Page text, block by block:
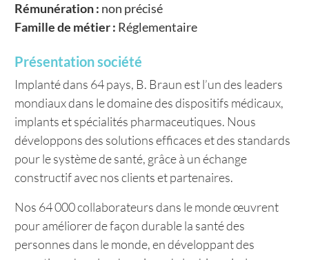
Rémunération : non précisé
Famille de métier : Réglementaire
Présentation société
Implanté dans 64 pays, B. Braun est l’un des leaders
mondiaux dans le domaine des dispositifs médicaux,
implants et spécialités pharmaceutiques. Nous
développons des solutions efficaces et des standards
pour le système de santé, grâce à un échange
constructif avec nos clients et partenaires.
Nos 64 000 collaborateurs dans le monde œuvrent
pour améliorer de façon durable la santé des
personnes dans le monde, en développant des